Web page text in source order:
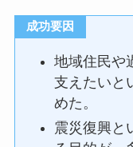
成功要因
地域住民や
支えたいと
めた。
震災復興と